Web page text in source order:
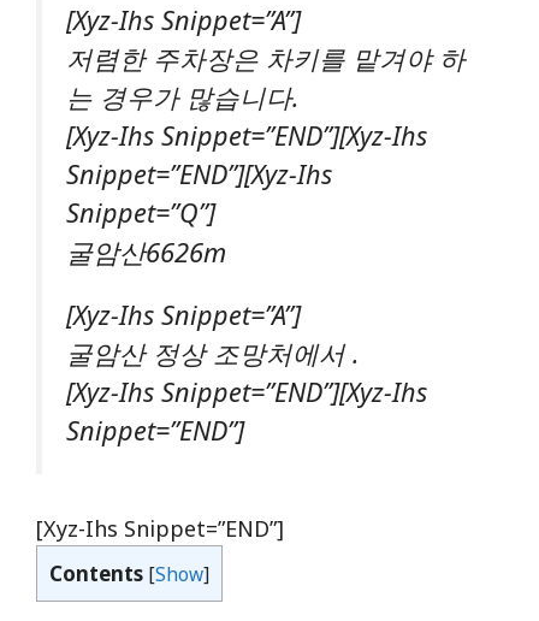
[xyz-Ihs Snippet=”A”]
저렴한 주차장은 차키를 맡겨야 하
는 경우가 많습니다.
[xyz-Ihs Snippet=”END”][xyz-Ihs
Snippet=”END”][xyz-Ihs
Snippet=”Q”]
굴암산6626m
[xyz-Ihs Snippet=”A”]
굴암산 정상 조망처에서 .
[xyz-Ihs Snippet=”END”][xyz-Ihs
Snippet=”END”]
[xyz-Ihs Snippet=”END”]
Contents [Show]